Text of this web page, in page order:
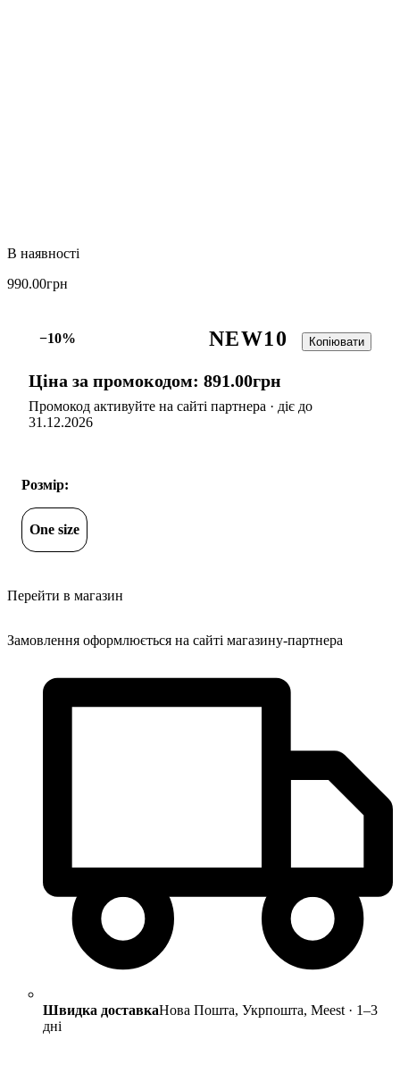
990.00грн
−10% NEW10 Копіювати
Ціна за промокодом: 891.00грн
Промокод активуйте на сайті партнера · діє до
31.12.2026
Розмір:
One size
Перейти в магазин
Замовлення оформлюється на сайті магазину-партнера
Швидка доставкаНова Пошта, Укрпошта, Meest · 1–3
дні